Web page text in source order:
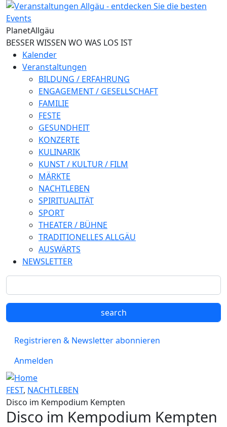
Direkt zum Inhalt
PlanetAllgäu
BESSER WISSEN WO WAS LOS IST
Kalender
Veranstaltungen
BILDUNG / ERFAHRUNG
ENGAGEMENT / GESELLSCHAFT
FAMILIE
FESTE
GESUNDHEIT
KONZERTE
KULINARIK
KUNST / KULTUR / FILM
MÄRKTE
NACHTLEBEN
SPIRITUALITÄT
SPORT
THEATER / BÜHNE
TRADITIONELLES ALLGÄU
AUSWÄRTS
NEWSLETTER
Registrieren & Newsletter abonnieren
Anmelden
FEST, NACHTLEBEN
Disco im Kempodium Kempten
Disco im Kempodium Kempten